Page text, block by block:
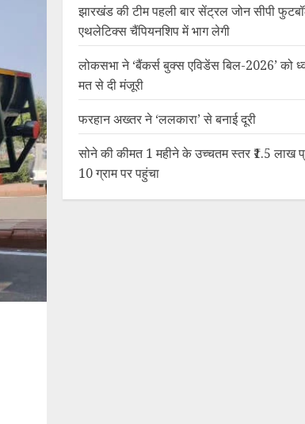
झारखंड की टीम पहली बार सेंट्रल जोन सीपी
एथलेटिक्स चैंपियनशिप में भाग लेगी
लोकसभा ने ‘बैंकर्स बुक्स एविडेंस बिल-2026’ को
मत से दी मंजूरी
फरहान अख्तर ने ‘ललकारा’ से बनाई दूरी
सोने की कीमत 1 महीने के उच्चतम स्तर ₹1.5 लाख
10 ग्राम पर पहुंचा